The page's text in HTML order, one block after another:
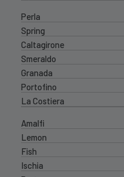
Perla
Spring
Caltagirone
Smeraldo
Granada
Portofino
La Costiera
Amalfi
Lemon
Fish
Ischia